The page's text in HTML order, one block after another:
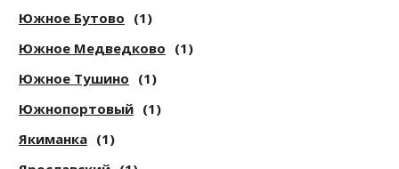
Южное Бутово (1)
Южное Медведково (1)
Южное Тушино (1)
Южнопортовый (1)
Якиманка (1)